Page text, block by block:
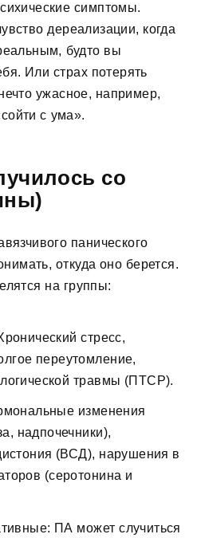
симптомы.
дереализации, когда
будто вы
Или страх потерять
ужасное, например,
с ума».
со
панического
откуда оно берется.
на группы:
стресс,
переутомление,
травмы (ПТСР).
изменения
надпочечники),
(ВСД), нарушения в
(серотонина и
ПА может случиться